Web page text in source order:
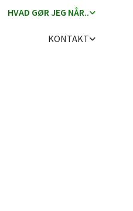
HVAD GØR JEG NÅR..
KONTAKT